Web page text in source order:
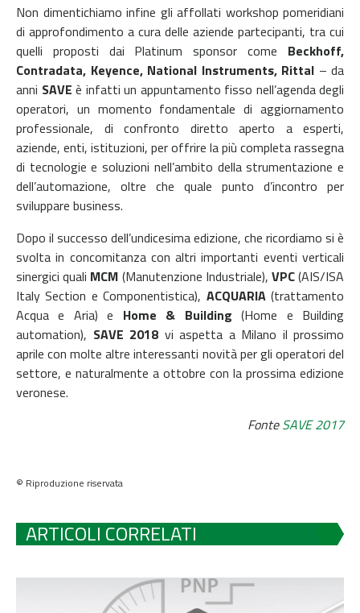
Non dimentichiamo infine gli affollati workshop pomeridiani
di approfondimento a cura delle aziende partecipanti, tra cui
quelli proposti dai Platinum sponsor come Beckhoff,
Contradata, Keyence, National Instruments, Rittal – da
anni SAVE è infatti un appuntamento fisso nell’agenda degli
operatori, un momento fondamentale di aggiornamento
professionale, di confronto diretto aperto a esperti,
aziende, enti, istituzioni, per offrire la più completa rassegna
di tecnologie e soluzioni nell’ambito della strumentazione e
dell’automazione, oltre che quale punto d’incontro per
sviluppare business.
Dopo il successo dell’undicesima edizione, che ricordiamo si è
svolta in concomitanza con altri importanti eventi verticali
sinergici quali MCM (Manutenzione Industriale), VPC(AIS/ISA
Italy Section e Componentistica), ACQUARIA(trattamento
Acqua e Aria) e Home & Building (Home e Building
automation), SAVE 2018 vi aspetta a Milano il prossimo
aprile con molte altre interessanti novità per gli operatori del
settore, e naturalmente a ottobre con la prossima edizione
veronese.
FonteSAVE 2017
© Riproduzione riservata
ARTICOLI CORRELATI